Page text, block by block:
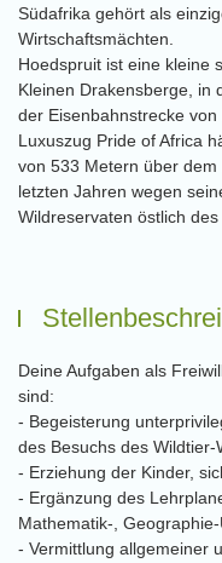
Südafrika gehört als
Wirtschaftsmächten.
Hoedspruit ist eine kleine
Kleinen Drakensberge, in
der Eisenbahnstrecke
Luxuszug Pride of Africa
von 533 Metern über
letzten Jahren wegen
Wildreservaten östlich
Deine Aufgaben als
sind:
- Begeisterung
des Besuchs des Wildtier-
- Erziehung der Kinder,
- Ergänzung des
Mathematik-,
- Vermittlung allgemeiner